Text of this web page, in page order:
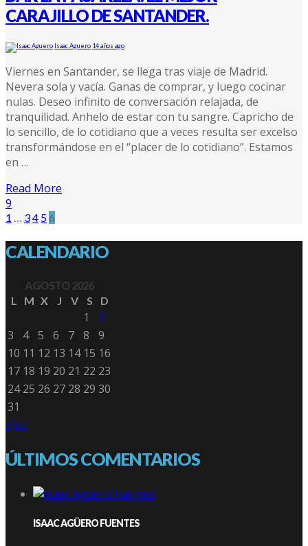
CARAJILLO DE SANTANDER.
Isaac Aguero 14 años ago
Viernes en Santander, se llega tras viaje de Madrid.
Nevera sola y vacía. Ganas de comprar, y luego cocinar
nulas. Deseo infinito de conversación relajada, de
tranquilidad. Anhelo de estar con tu sangre. Capricho de
lo sencillo, de lo cotidiano que a veces resulta ser excelso
transformándose en el “placer de lo cotidiano”. Estamos
en …
Read More
9
1 … 34 56
CALENDARIO
AGOSTO 2026
L
M X J V S D
1
2
3
4 5 6 7 8
9
10 11 12 13 14 15 16
17 18 19 20 21 22 23
24 25 26 27 28 29 30
31
« Jul
ÚLTIMOS COMENTARIOS
ISAAC AGÜERO FUENTES